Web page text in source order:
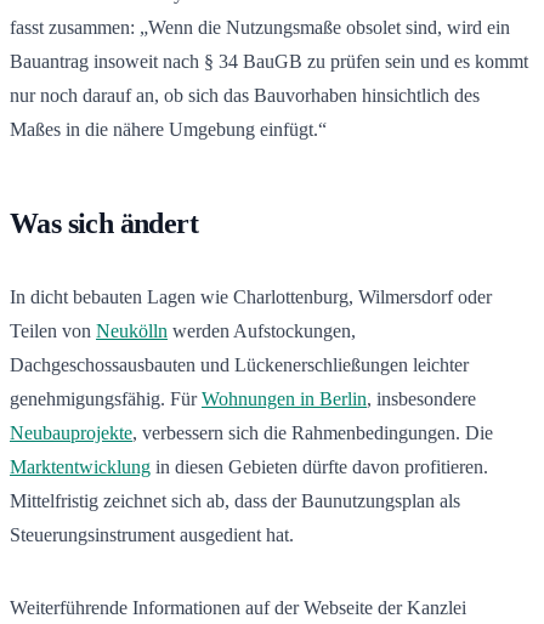
fasst zusammen: „Wenn die Nutzungsmaße obsolet sind, wird ein
Bauantrag insoweit nach § 34 BauGB zu prüfen sein und es kommt
nur noch darauf an, ob sich das Bauvorhaben hinsichtlich des
Maßes in die nähere Umgebung einfügt.“
Was sich ändert
In dicht bebauten Lagen wie Charlottenburg, Wilmersdorf oder
Teilen von Neukölln werden Aufstockungen,
Dachgeschossausbauten und Lückenerschließungen leichter
genehmigungsfähig. FürWohnungen in Berlin, insbesondere
Neubauprojekte, verbessern sich die Rahmenbedingungen. Die
Marktentwicklung in diesen Gebieten dürfte davon profitieren.
Mittelfristig zeichnet sich ab, dass der Baunutzungsplan als
Steuerungsinstrument ausgedient hat.
Weiterführende Informationen auf der Webseite der Kanzlei